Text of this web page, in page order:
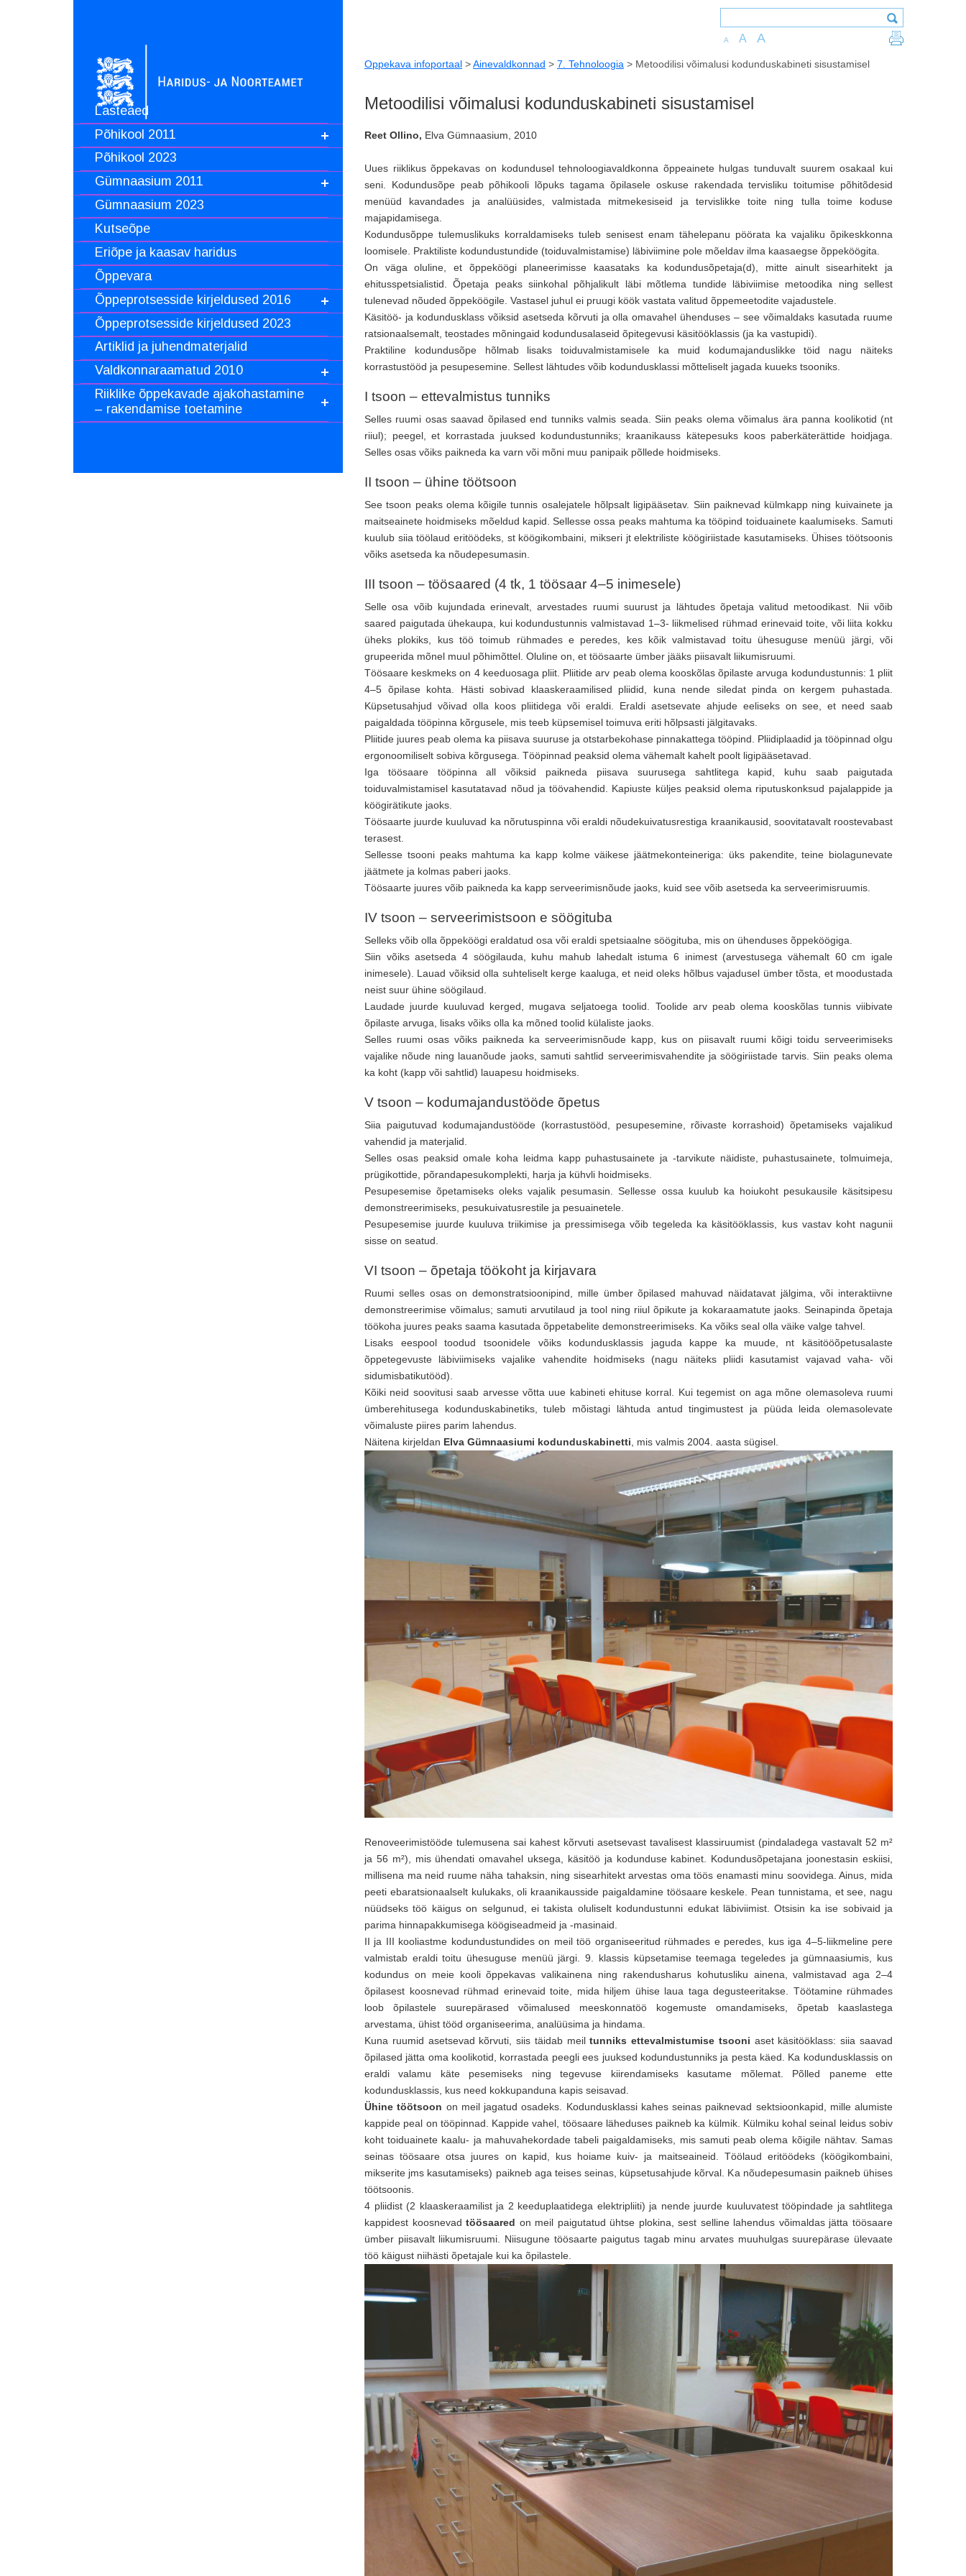
Lasteaed
Põhikool 2011
Põhikool 2023
Gümnaasium 2011
Gümnaasium 2023
Kutseõpe
Eriõpe ja kaasav haridus
Õppevara
Õppeprotsesside kirjeldused 2016
Õppeprotsesside kirjeldused 2023
Artiklid ja juhendmaterjalid
Valdkonnaraamatud 2010
Riiklike õppekavade ajakohastamine
– rakendamise toetamine
A A A
Oppekava infoportaal >Ainevaldkonnad > 7. Tehnoloogia > Metoodilisi võimalusi kodunduskabineti sisustamisel
Metoodilisi võimalusi kodunduskabineti sisustamisel
Reet Ollino, Elva Gümnaasium, 2010
Uues riiklikus õppekavas on kodundusel tehnoloogiavaldkonna õppeainete hulgas tunduvalt suurem osakaal kui
seni. Kodundusõpe peab põhikooli lõpuks tagama õpilasele oskuse rakendada tervisliku toitumise põhitõdesid
menüüd kavandades ja analüüsides, valmistada mitmekesiseid ja tervislikke toite ning tulla toime koduse
majapidamisega.
Kodundusõppe tulemuslikuks korraldamiseks tuleb senisest enam tähelepanu pöörata ka vajaliku õpikeskkonna
loomisele. Praktiliste kodundustundide (toiduvalmistamise) läbiviimine pole mõeldav ilma kaasaegse õppeköögita.
On väga oluline, et õppeköögi planeerimisse kaasataks ka kodundusõpetaja(d), mitte ainult sisearhitekt ja
ehitusspetsialistid. Õpetaja peaks siinkohal põhjalikult läbi mõtlema tundide läbiviimise metoodika ning sellest
tulenevad nõuded õppeköögile. Vastasel juhul ei pruugi köök vastata valitud õppemeetodite vajadustele.
Käsitöö- ja kodundusklass võiksid asetseda kõrvuti ja olla omavahel ühenduses – see võimaldaks kasutada ruume
ratsionaalsemalt, teostades mõningaid kodundusalaseid õpitegevusi käsitööklassis (ja ka vastupidi).
Praktiline kodundusõpe hõlmab lisaks toiduvalmistamisele ka muid kodumajanduslikke töid nagu näiteks
korrastustööd ja pesupesemine. Sellest lähtudes võib kodundusklassi mõtteliselt jagada kuueks tsooniks.
I tsoon – ettevalmistus tunniks
Selles ruumi osas saavad õpilased end tunniks valmis seada. Siin peaks olema võimalus ära panna koolikotid (nt
riiul); peegel, et korrastada juuksed kodundustunniks; kraanikauss kätepesuks koos paberkäterättide hoidjaga.
Selles osas võiks paikneda ka varn või mõni muu panipaik põllede hoidmiseks.
II tsoon – ühine töötsoon
See tsoon peaks olema kõigile tunnis osalejatele hõlpsalt ligipääsetav. Siin paiknevad külmkapp ning kuivainete ja
maitseainete hoidmiseks mõeldud kapid. Sellesse ossa peaks mahtuma ka tööpind toiduainete kaalumiseks. Samuti
kuulub siia töölaud eritöödeks, st köögikombaini, mikseri jt elektriliste köögiriistade kasutamiseks. Ühises töötsoonis
võiks asetseda ka nõudepesumasin.
III tsoon – töösaared (4 tk, 1 töösaar 4–5 inimesele)
Selle osa võib kujundada erinevalt, arvestades ruumi suurust ja lähtudes õpetaja valitud metoodikast. Nii võib
saared paigutada ühekaupa, kui kodundustunnis valmistavad 1–3- liikmelised rühmad erinevaid toite, või liita kokku
üheks plokiks, kus töö toimub rühmades e peredes, kes kõik valmistavad toitu ühesuguse menüü järgi, või
grupeerida mõnel muul põhimõttel. Oluline on, et töösaarte ümber jääks piisavalt liikumisruumi.
Töösaare keskmeks on 4 keeduosaga pliit. Pliitide arv peab olema kooskõlas õpilaste arvuga kodundustunnis: 1 pliit
4–5 õpilase kohta. Hästi sobivad klaaskeraamilised pliidid, kuna nende siledat pinda on kergem puhastada.
Küpsetusahjud võivad olla koos pliitidega või eraldi. Eraldi asetsevate ahjude eeliseks on see, et need saab
paigaldada tööpinna kõrgusele, mis teeb küpsemisel toimuva eriti hõlpsasti jälgitavaks.
Pliitide juures peab olema ka piisava suuruse ja otstarbekohase pinnakattega tööpind. Pliidiplaadid ja tööpinnad olgu
ergonoomiliselt sobiva kõrgusega. Tööpinnad peaksid olema vähemalt kahelt poolt ligipääsetavad.
Iga töösaare tööpinna all võiksid paikneda piisava suurusega sahtlitega kapid, kuhu saab paigutada
toiduvalmistamisel kasutatavad nõud ja töövahendid. Kapiuste küljes peaksid olema riputuskonksud pajalappide ja
köögirätikute jaoks.
Töösaarte juurde kuuluvad ka nõrutuspinna või eraldi nõudekuivatusrestiga kraanikausid, soovitatavalt roostevabast
terasest.
Sellesse tsooni peaks mahtuma ka kapp kolme väikese jäätmekonteineriga: üks pakendite, teine biolagunevate
jäätmete ja kolmas paberi jaoks.
Töösaarte juures võib paikneda ka kapp serveerimisnõude jaoks, kuid see võib asetseda ka serveerimisruumis.
IV tsoon – serveerimistsoon e söögituba
Selleks võib olla õppeköögi eraldatud osa või eraldi spetsiaalne söögituba, mis on ühenduses õppeköögiga.
Siin võiks asetseda 4 söögilauda, kuhu mahub lahedalt istuma 6 inimest (arvestusega vähemalt 60 cm igale
inimesele). Lauad võiksid olla suhteliselt kerge kaaluga, et neid oleks hõlbus vajadusel ümber tõsta, et moodustada
neist suur ühine söögilaud.
Laudade juurde kuuluvad kerged, mugava seljatoega toolid. Toolide arv peab olema kooskõlas tunnis viibivate
õpilaste arvuga, lisaks võiks olla ka mõned toolid külaliste jaoks.
Selles ruumi osas võiks paikneda ka serveerimisnõude kapp, kus on piisavalt ruumi kõigi toidu serveerimiseks
vajalike nõude ning lauanõude jaoks, samuti sahtlid serveerimisvahendite ja söögiriistade tarvis. Siin peaks olema
ka koht (kapp või sahtlid) lauapesu hoidmiseks.
V tsoon – kodumajandustööde õpetus
Siia paigutuvad kodumajandustööde (korrastustööd, pesupesemine, rõivaste korrashoid) õpetamiseks vajalikud
vahendid ja materjalid.
Selles osas peaksid omale koha leidma kapp puhastusainete ja -tarvikute näidiste, puhastusainete, tolmuimeja,
prügikottide, põrandapesukomplekti, harja ja kühvli hoidmiseks.
Pesupesemise õpetamiseks oleks vajalik pesumasin. Sellesse ossa kuulub ka hoiukoht pesukausile käsitsipesu
demonstreerimiseks, pesukuivatusrestile ja pesuainetele.
Pesupesemise juurde kuuluva triikimise ja pressimisega võib tegeleda ka käsitööklassis, kus vastav koht nagunii
sisse on seatud.
VI tsoon – õpetaja töökoht ja kirjavara
Ruumi selles osas on demonstratsioonipind, mille ümber õpilased mahuvad näidatavat jälgima, või interaktiivne
demonstreerimise võimalus; samuti arvutilaud ja tool ning riiul õpikute ja kokaraamatute jaoks. Seinapinda õpetaja
töökoha juures peaks saama kasutada õppetabelite demonstreerimiseks. Ka võiks seal olla väike valge tahvel.
Lisaks eespool toodud tsoonidele võiks kodundusklassis jaguda kappe ka muude, nt käsitööõpetusalaste
õppetegevuste läbiviimiseks vajalike vahendite hoidmiseks (nagu näiteks pliidi kasutamist vajavad vaha- või
sidumisbatikutööd).
Kõiki neid soovitusi saab arvesse võtta uue kabineti ehituse korral. Kui tegemist on aga mõne olemasoleva ruumi
ümberehitusega kodunduskabinetiks, tuleb mõistagi lähtuda antud tingimustest ja püüda leida olemasolevate
võimaluste piires parim lahendus.
Näitena kirjeldan Elva Gümnaasiumi kodunduskabinetti , mis valmis 2004. aasta sügisel.
Renoveerimistööde tulemusena sai kahest kõrvuti asetsevast tavalisest klassiruumist (pindaladega vastavalt 52 m²
ja 56 m²), mis ühendati omavahel uksega, käsitöö ja kodunduse kabinet. Kodundusõpetajana joonestasin eskiisi,
millisena ma neid ruume näha tahaksin, ning sisearhitekt arvestas oma töös enamasti minu soovidega. Ainus, mida
peeti ebaratsionaalselt kulukaks, oli kraanikausside paigaldamine töösaare keskele. Pean tunnistama, et see, nagu
nüüdseks töö käigus on selgunud, ei takista oluliselt kodundustunni edukat läbiviimist. Otsisin ka ise sobivaid ja
parima hinnapakkumisega köögiseadmeid ja -masinaid.
II ja III kooliastme kodundustundides on meil töö organiseeritud rühmades e peredes, kus iga 4–5-liikmeline pere
valmistab eraldi toitu ühesuguse menüü järgi. 9. klassis küpsetamise teemaga tegeledes ja gümnaasiumis, kus
kodundus on meie kooli õppekavas valikainena ning rakendusharus kohutusliku ainena, valmistavad aga 2–4
õpilasest koosnevad rühmad erinevaid toite, mida hiljem ühise laua taga degusteeritakse. Töötamine rühmades
loob õpilastele suurepärased võimalused meeskonnatöö kogemuste omandamiseks, õpetab kaaslastega
arvestama, ühist tööd organiseerima, analüüsima ja hindama.
Kuna ruumid asetsevad kõrvuti, siis täidab meiltunniks ettevalmistumise tsooni aset käsitööklass: siia saavad
õpilased jätta oma koolikotid, korrastada peegli ees juuksed kodundustunniks ja pesta käed. Ka kodundusklassis on
eraldi valamu käte pesemiseks ning tegevuse kiirendamiseks kasutame mõlemat. Põlled paneme ette
kodundusklassis, kus need kokkupanduna kapis seisavad.
Ühine töötsoon on meil jagatud osadeks. Kodundusklassi kahes seinas paiknevad sektsioonkapid, mille alumiste
kappide peal on tööpinnad. Kappide vahel, töösaare läheduses paikneb ka külmik. Külmiku kohal seinal leidus sobiv
koht toiduainete kaalu- ja mahuvahekordade tabeli paigaldamiseks, mis samuti peab olema kõigile nähtav. Samas
seinas töösaare otsa juures on kapid, kus hoiame kuiv- ja maitseaineid. Töölaud eritöödeks (köögikombaini,
mikserite jms kasutamiseks) paikneb aga teises seinas, küpsetusahjude kõrval. Ka nõudepesumasin paikneb ühises
töötsoonis.
4 pliidist (2 klaaskeraamilist ja 2 keeduplaatidega elektripliiti) ja nende juurde kuuluvatest tööpindade ja sahtlitega
kappidest koosnevadtöösaared on meil paigutatud ühtse plokina, sest selline lahendus võimaldas jätta töösaare
ümber piisavalt liikumisruumi. Niisugune töösaarte paigutus tagab minu arvates muuhulgas suurepärase ülevaate
töö käigust niihästi õpetajale kui ka õpilastele.